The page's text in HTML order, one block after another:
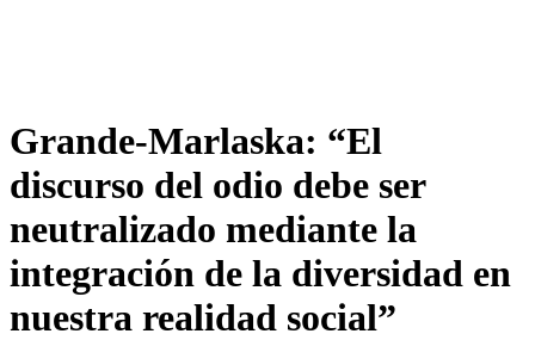
Grande-Marlaska: “El
discurso del odio debe ser
neutralizado mediante la
integración de la diversidad en
nuestra realidad social”